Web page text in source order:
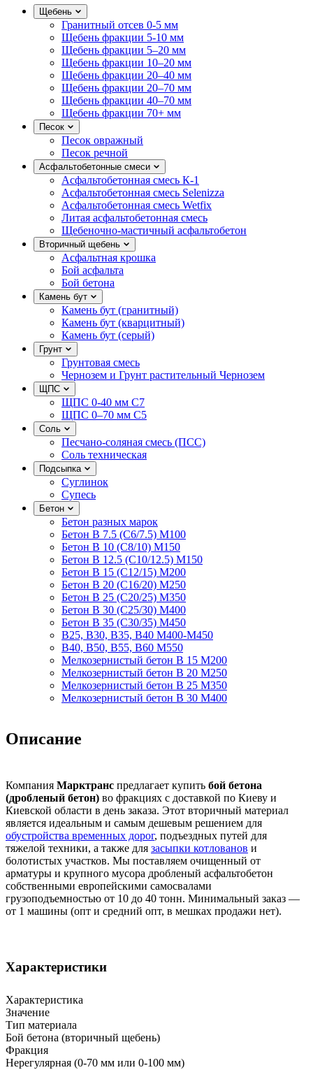
Щебень
Гранитный отсев 0-5 мм
Щебень фракции 5-10 мм
Щебень фракции 5–20 мм
Щебень фракции 10–20 мм
Щебень фракции 20–40 мм
Щебень фракции 20–70 мм
Щебень фракции 40–70 мм
Щебень фракции 70+ мм
Песок
Песок овражный
Песок речной
Асфальтобетонные смеси
Асфальтобетонная смесь К-1
Асфальтобетонная смесь Selenizza
Асфальтобетонная смесь Wetfix
Литая асфальтобетонная смесь
Щебеночно-мастичный асфальтобетон
Вторичный щебень
Асфальтная крошка
Бой асфальта
Бой бетона
Камень бут
Камень бут (гранитный)
Камень бут (кварцитный)
Камень бут (серый)
Грунт
Грунтовая смесь
Чернозем и Грунт растительный Чернозем
ЩПС
ЩПС 0-40 мм С7
ЩПС 0–70 мм С5
Соль
Песчано-соляная смесь (ПСС)
Соль техническая
Подсыпка
Суглинок
Супесь
Бетон
Бетон разных марок
Бетон B 7.5 (C6/7.5) M100
Бетон B 10 (C8/10) M150
Бетон B 12.5 (C10/12.5) M150
Бетон B 15 (C12/15) M200
Бетон B 20 (C16/20) M250
Бетон B 25 (C20/25) M350
Бетон B 30 (C25/30) M400
Бетон B 35 (C30/35) M450
B25, B30, B35, B40 M400-M450
B40, B50, B55, B60 M550
Мелкозернистый бетон B 15 M200
Мелкозернистый бетон B 20 M250
Мелкозернистый бетон B 25 M350
Мелкозернистый бетон B 30 M400
Описание
Компания Марктранс предлагает купить бой бетона
(дробленый бетон) во фракциях с доставкой по Киеву и
Киевской области в день заказа. Этот вторичный материал
является идеальным и самым дешевым решением для
обустройства временных дорог, подъездных путей для
тяжелой техники, а также для засыпки котлованов и
болотистых участков. Мы поставляем очищенный от
арматуры и крупного мусора дробленый асфальтобетон
собственными европейскими самосвалами
грузоподъемностью от 10 до 40 тонн. Минимальный заказ —
от 1 машины (опт и средний опт, в мешках продажи нет).
Характеристики
Характеристика
Значение
Тип материала
Бой бетона (вторичный щебень)
Фракция
Нерегулярная (0-70 мм или 0-100 мм)